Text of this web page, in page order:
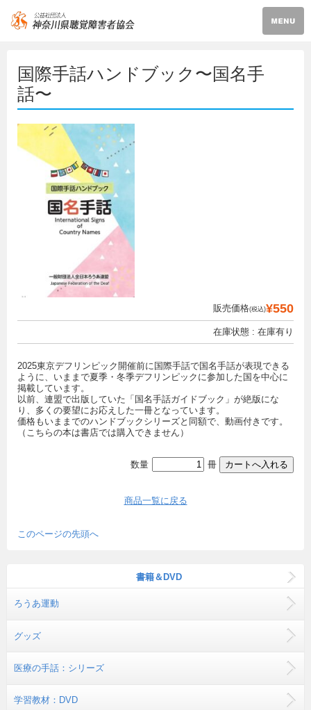
国際手話ハンドブック〜国名手
話〜
販売価格(税込)¥550
在庫状態 : 在庫有り
2025東京デフリンピック開催前に国際手話で国名手話が表現できる
ように、いままで夏季・冬季デフリンピックに参加した国を中心に
掲載しています。
以前、連盟で出版していた「国名手話ガイドブック」が絶版にな
り、多くの要望にお応えした一冊となっています。
価格もいままでのハンドブックシリーズと同額で、動画付きです。
（こちらの本は書店では購入できません）
数量 冊
商品一覧に戻る
このページの先頭へ
書籍＆DVD
ろうあ運動
グッズ
医療の手話：シリーズ
学習教材：DVD